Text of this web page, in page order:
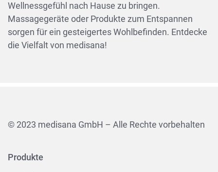
Wellnessgefühl nach Hause zu bringen.
Massagegeräte oder Produkte zum Entspannen
sorgen für ein gesteigertes Wohlbefinden. Entdecke
die Vielfalt von medisana!
© 2023 medisana GmbH – Alle Rechte vorbehalten
Produkte